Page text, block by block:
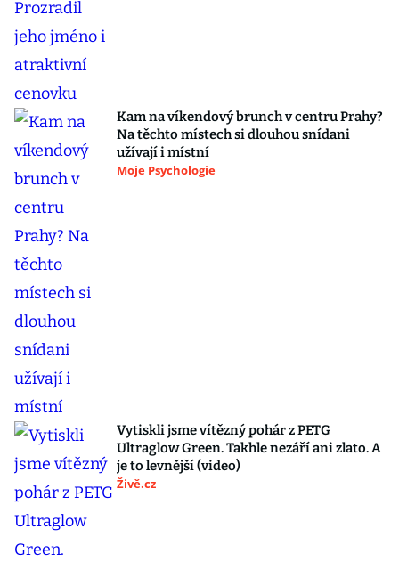
Kam na víkendový brunch v centru Prahy?
Na těchto místech si dlouhou snídani
užívají i místní
Moje Psychologie
Vytiskli jsme vítězný pohár z PETG
Ultraglow Green. Takhle nezáří ani zlato. A
je to levnější (video)
Živě.cz